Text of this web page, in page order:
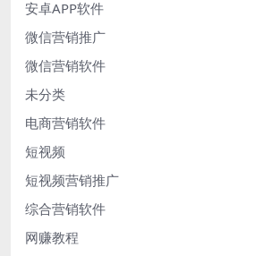
安卓APP软件
微信营销推广
微信营销软件
未分类
电商营销软件
短视频
短视频营销推广
综合营销软件
网赚教程